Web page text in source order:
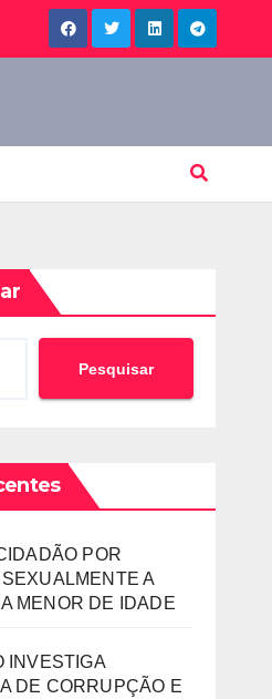
Pesquisar
POR
A
MENOR DE IDADE
INVESTIGA
DE CORRUPÇÃO E